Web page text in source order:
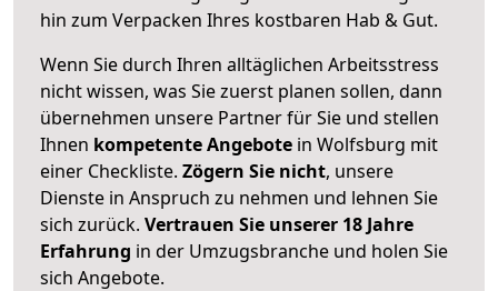
hin zum Verpacken Ihres kostbaren Hab & Gut.
Wenn Sie durch Ihren alltäglichen Arbeitsstress
nicht wissen, was Sie zuerst planen sollen, dann
übernehmen unsere Partner für Sie und stellen
Ihnen kompetente Angebote in Wolfsburg mit
einer Checkliste. Zögern Sie nicht, unsere
Dienste in Anspruch zu nehmen und lehnen Sie
sich zurück. Vertrauen Sie unserer 18 Jahre
Erfahrung in der Umzugsbranche und holen Sie
sich Angebote.